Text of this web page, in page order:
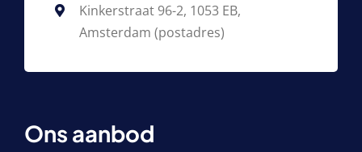
Kinkerstraat 96-2, 1053 EB,
Amsterdam (postadres)
Ons aanbod